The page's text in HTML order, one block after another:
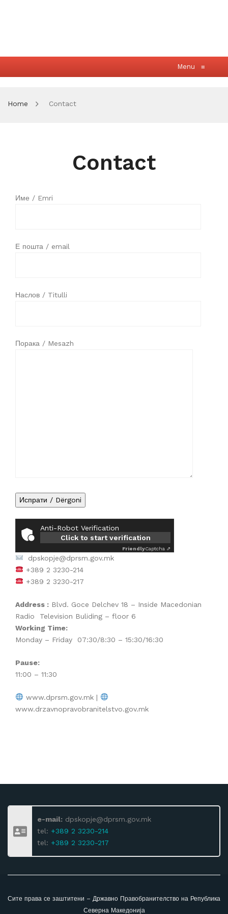
Menu ≡
Home Contact
Contact
Име / Emri
Е пошта / email
Наслов / Titulli
Порака / Mesazh
Anti-Robot Verification
Click to start verification
FriendlyCaptcha ⇗
dpskopje@dprsm.gov.mk
+389 2 3230-214
+389 2 3230-217
Address : Blvd. Goce Delchev 18 – Inside Macedonian
Radio Television Buliding – floor 6
Working Time:
Monday – Friday 07:30/8:30 – 15:30/16:30
Pause:
11:00 – 11:30
www.dprsm.gov.mk |
www.drzavnopravobranitelstvo.gov.mk
e-mail: dpskopje@dprsm.gov.mk
tel: +389 2 3230-214
tel: +389 2 3230-217
Сите права се заштитени – Државно Правобранителство на Република
Северна Македонија